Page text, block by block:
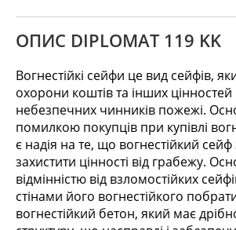
ОПИС DIPLOMAT 119 KK
Вогнестійкі сейфи це вид сейфів,
охорони коштів та інших цінностей
небезпечних чинників пожежі.
помилкою покупців при купівлі
є надія на те, що вогнестійкий
захистити цінності від грабежу.
відмінністю від взломостійких
стінами його вогнестійкого
вогнестійкий бетон, який має